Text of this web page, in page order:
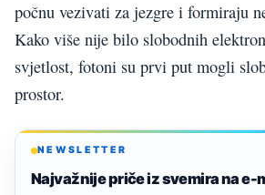
počnu vezivati za jezgre i formiraju
Kako više nije bilo slobodnih
svjetlost, fotoni su prvi put mogli
prostor.
NEWSLETTER
Najvažnije priče iz svemira na e-